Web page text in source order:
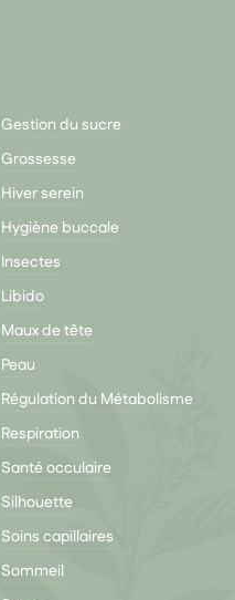
Gestion du sucre
Grossesse
Hiver serein
Hygiène buccale
Insectes
Libido
Maux de tête
Peau
Régulation du Métabolisme
Respiration
Santé occulaire
Silhouette
Soins capillaires
Sommeil